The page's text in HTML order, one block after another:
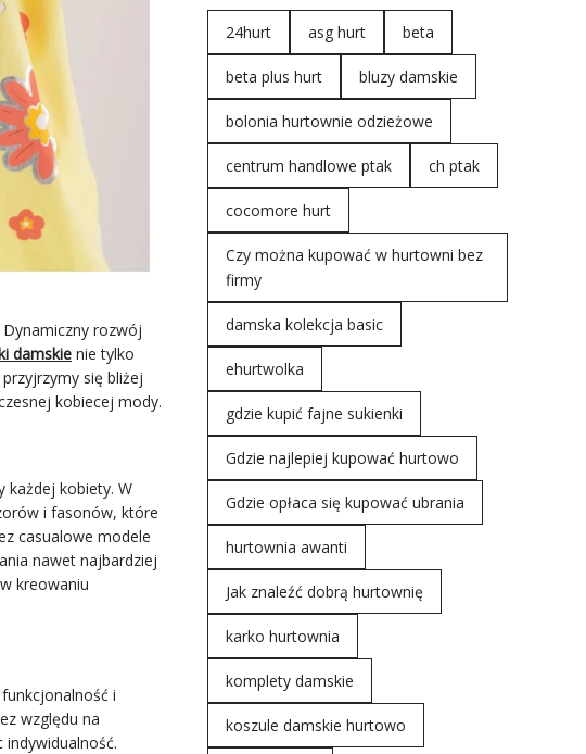
rozwój
damskie nie tylko
się bliżej
kobiecej mody.
każdej kobiety. W
i fasonów, które
casualowe modele
nawet najbardziej
kreowaniu
i
względu na
24hurt asg hurt beta
beta plus hurt bluzy damskie
bolonia hurtownie odzieżowe
centrum handlowe ptak ch ptak
cocomore hurt
Czy można kupować w hurtowni bez
firmy
damska kolekcja basic
ehurtwolka
gdzie kupić fajne sukienki
Gdzie najlepiej kupować hurtowo
Gdzie opłaca się kupować ubrania
hurtownia awanti
Jak znaleźć dobrą hurtownię
karko hurtownia
komplety damskie
koszule damskie hurtowo